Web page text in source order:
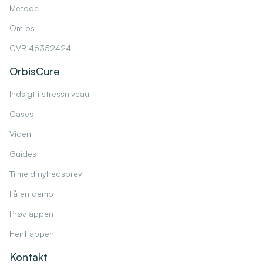
Metode
Om os
CVR 46352424
OrbisCure
Indsigt i stressniveau
Cases
Viden
Guides
Tilmeld nyhedsbrev
Få en demo
Prøv appen
Hent appen
Kontakt